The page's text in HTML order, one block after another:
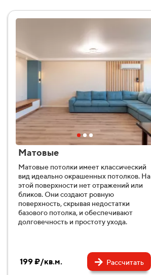
Матовые
Матовые потолки имеет классический
вид идеально окрашенных потолков. На
этой поверхности нет отражений или
бликов. Они создают ровную
поверхность, скрывая недостатки
базового потолка, и обеспечивают
долговечность и простоту ухода.
199 ₽/кв.м. Рассчитать